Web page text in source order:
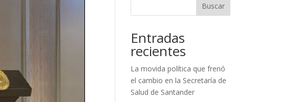
Buscar
Entradas
recientes
La movida política que frenó
el cambio en la Secretaría de
Salud de Santander